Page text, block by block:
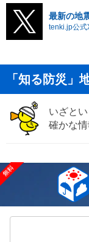
最新の地
tenki.jp公式
「知る防災」
いざと
確かな